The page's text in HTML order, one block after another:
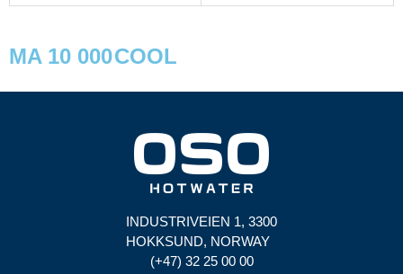
MA 10 000 COOL
INDUSTRIVEIEN 1, 3300
HOKKSUND, NORWAY
(+47) 32 25 00 00